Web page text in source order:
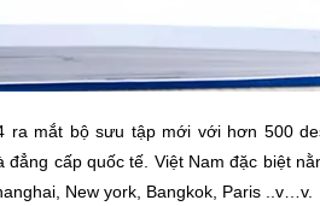
ra mắt bộ sưu tập mới với hơn 500
đẳng cấp quốc tế. Việt Nam đặc biệt
New york, Bangkok, Paris ..v…v.